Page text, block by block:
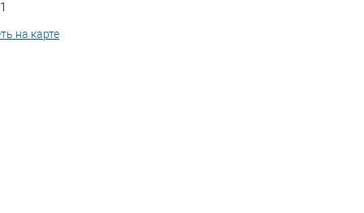
на карте